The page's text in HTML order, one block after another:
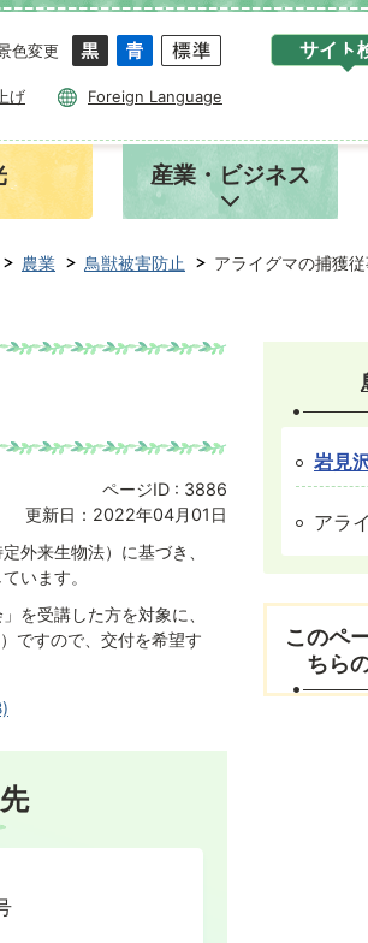
色変更
げ Foreign Language
サイト
ト
索
産業・ビジネス
農業 鳥獣被害防止
アライグマの捕獲
ページID : 3886
更新日：2022年04月01日
外来生物法）に基づき、
います。
を受講した方を対象に、
ですので、交付を希望す
岩見
アラ
このペ
ちら